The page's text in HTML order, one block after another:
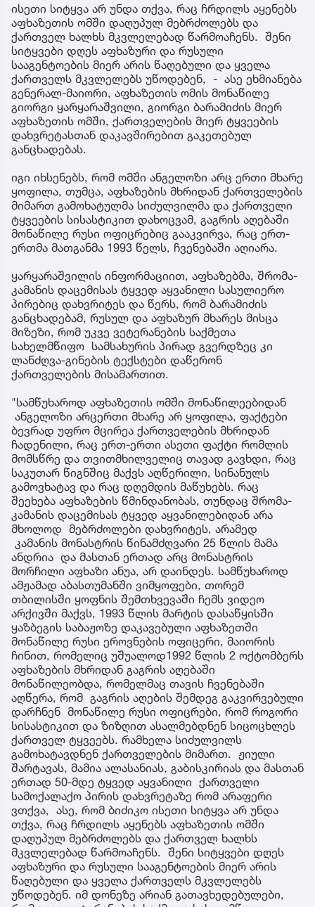
ისეთი სიტყვა არ უნდა თქვა, რაც ჩრდილს აყენებს
აფხაზეთის ომში დაღუპულ მებრძოლებს და
ქართველ ხალხს მკვლელებად წარმოაჩენს. შენი
სიტყვები დღეს აფხაზური და რუსული
სააგენტოების მიერ არის წაღებული და ყველა
ქართველს მკვლელებს უწოდებენ, - ასე ეხმიანება
გენერალ-მაიორი, აფხაზეთის ომის მონაწილე
გიორგი ყარყარაშვილი, გიორგი ბარამიძის მიერ
აფხაზეთის ომში, ქართველების მიერ ტყვეების
დახვრეტასთან დაკავშირებით გაკეთებულ
განცხადებას.
იგი იხსენებს, რომ ომში ანგელოზი არც ერთი მხარე
ყოფილა, თუმცა, აფხაზების მხრიდან ქართველების
მიმართ გამოხატულმა სიძულვილმა და ქართველი
ტყვეების სისასტიკით დახოცვამ, გაგრის აღებაში
მონაწილე რუსი ოფიცრებიც გააკვირვა, რაც ერთ-
ერთმა მათგანმა 1993 წელს, ჩვენებაში აღიარა.
ყარყარაშვილის ინფორმაციით, აფხაზებმა, შრომა-
კამანის დაცემისას ტყვედ აყვანილი სასულიერო
პირებიც დახვრიტეს და წერს, რომ ბარამიძის
განცხადებამ, რუსულ და აფხაზურ მხარეს მისცა
მიზეზი, რომ უკვე ვეტერანების საქმეთა
სახელმწიფო სამსახურის პირად გვერდზეც კი
ლანძღვა-გინების ტექსტები დაწერონ
ქართველების მისამართით.
"სამწუხაროდ აფხაზეთის ომში მონაწილეებიდან
ანგელოზი არცერთი მხარე არ ყოფილა, ფაქტები
ბევრად უფრო მცირეა ქართველების მხრიდან
ჩადენილი, რაც ერთ-ერთი ასეთი ფაქტი რომლის
მომსწრე და თვითმხილველიც თავად გავხდი, რაც
საკუთარ წიგნშიც მაქვს აღწერილი, სინანულს
გამოვხატავ და რაც დღემდის მაწუხებს. რაც
შეეხება აფხაზების წმინდანობას, თუნდაც შრომა-
კამანის დაცემისას ტყვედ აყვანილებიდან არა
მხოლოდ მებრძოლები დახვრიტეს, არამედ
კამანის მონასტრის წინამძღვარი 25 წლის მამა
ანდრია და მასთან ერთად არც მონასტრის
მორჩილი აფხაზი ანუა, არ დაინდეს. სამწუხაროდ
ამჟამად აბასთუმანში ვიმყოფები, თორემ
თბილისში ყოფნის შემთხვევაში ჩემს ვიდეო
არქივში მაქვს, 1993 წლის მარტის დასაწყისში
ყაზბეგის საბაჟოზე დაკავებული აფხაზეთში
მონაწილე რუსი ეროვნების ოფიცერი, მაიორის
ჩინით, რომელიც უშუალოდ1992 წლის 2 ოქტომბერს
აფხაზების მხრიდან გაგრის აღებაში
მონაწილეობდა, რომელმაც თავის ჩვენებაში
აღწერა, რომ გაგრის აღების შემდეგ გაკვირვებული
დარჩნენ მონაწილე რუსი ოფიცრები, რომ როგორი
სისასტიკით და ზიზღით ასალმებდნენ სიცოცხლეს
ქართველ ტყვეებს. რამხელა სიძულვილს
გამოხატავდნენ ქართველების მიმართ. ჟიული
შარტავას, მამია ალასანიას, გაბისკირიას და მასთან
ერთად 50-მდე ტყვედ აყვანილი ქართველი
სამოქალაქო პირის დახვრეტაზე რომ არაფერი
ვთქვა, ასე, რომ ბიძიკო ისეთი სიტყვა არ უნდა
თქვა, რაც ჩრდილს აყენებს აფხაზეთის ომში
დაღუპულ მებრძოლებს და ქართველ ხალხს
მკვლელებად წარმოაჩენს. შენი სიტყვები დღეს
აფხაზური და რუსული სააგენტოების მიერ არის
წაღებული და ყველა ქართველს მკვლელებს
უწოდებენ. იმ დონეზე არიან გათავხედებულები,